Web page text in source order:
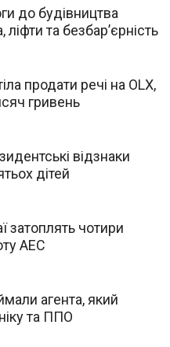
до будівництва
ліфти та безбар’єрність
продати речі на OLX,
гривень
відзнаки
дітей
затоплять чотири
АЕС
агента, який
та ППО